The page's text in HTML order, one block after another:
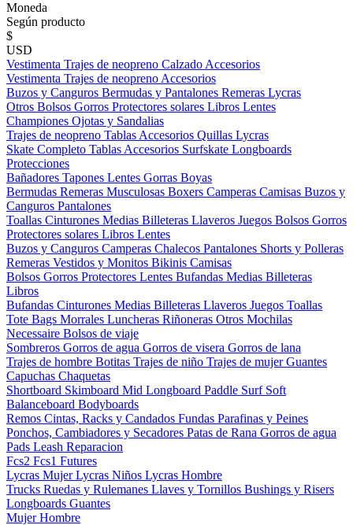
Moneda
Según producto
$
USD
Vestimenta Trajes de neopreno Calzado Accesorios
Vestimenta Trajes de neopreno Accesorios
Buzos y Canguros Bermudas y Pantalones Remeras Lycras
Otros Bolsos Gorros Protectores solares Libros Lentes
Championes Ojotas y Sandalias
Trajes de neopreno Tablas Accesorios Quillas Lycras
Skate Completo Tablas Accesorios Surfskate Longboards
Protecciones
Bañadores Tapones Lentes Gorras Boyas
Bermudas Remeras Musculosas Boxers Camperas Camisas Buzos y
Canguros Pantalones
Toallas Cinturones Medias Billeteras Llaveros Juegos Bolsos Gorros
Protectores solares Libros Lentes
Buzos y Canguros Camperas Chalecos Pantalones Shorts y Polleras
Remeras Vestidos y Monitos Bikinis Camisas
Bolsos Gorros Protectores Lentes Bufandas Medias Billeteras
Libros
Bufandas Cinturones Medias Billeteras Llaveros Juegos Toallas
Tote Bags Morrales Luncheras Riñoneras Otros Mochilas
Necessaire Bolsos de viaje
Sombreros Gorros de agua Gorros de visera Gorros de lana
Trajes de hombre Botitas Trajes de niño Trajes de mujerGuantes
Capuchas Chaquetas
Shortboard Skimboard Mid Longboard Paddle Surf Soft
Balanceboard Bodyboards
Remos Cintas, Racks y Candados Fundas Parafinas y Peines
Ponchos, Cambiadores y Secadores Patas de Rana Gorros de agua
Pads Leash Reparacion
Fcs2 Fcs1 Futures
Lycras MujerLycras Niños Lycras Hombre
Trucks Ruedas y Rulemanes Llaves y Tornillos Bushings y Risers
Longboards Guantes
MujerHombre